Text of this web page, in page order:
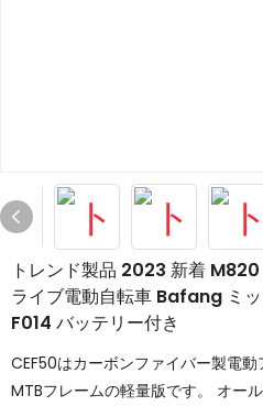
トレンド製品 2023 新着
ライブ電動自転車 Bafang ミ
F014 バッテリー付き
CEF50はカーボンファイバー製電
MTBフレームの軽量版です。 オー